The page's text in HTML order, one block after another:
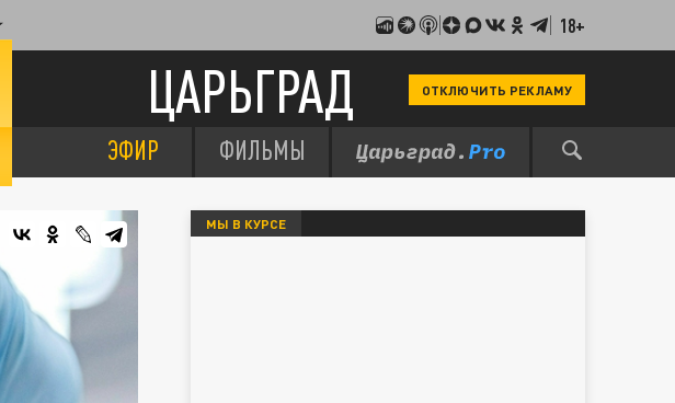
18+
ЦАРЬГРАД ОТКЛЮЧИТЬ РЕКЛАМУ
ЭФИР ФИЛЬМЫ
МЫ В КУРСЕ